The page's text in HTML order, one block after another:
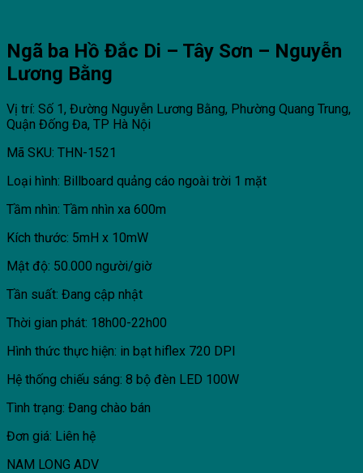
Ngã ba Hồ Đắc Di – Tây Sơn – Nguyễn
Lương Bằng
Vị trí: Số 1, Đường Nguyễn Lương Bằng, Phường Quang Trung,
Quận Đống Đa, TP Hà Nội
Mã SKU: THN-1521
Loại hình: Billboard quảng cáo ngoài trời 1 mặt
Tầm nhìn: Tầm nhìn xa 600m
Kích thước: 5mH x 10mW
Mật độ: 50.000 người/giờ
Tần suất: Đang cập nhật
Thời gian phát: 18h00-22h00
Hình thức thực hiện: in bạt hiflex 720 DPI
Hệ thống chiếu sáng: 8 bộ đèn LED 100W
Tình trạng: Đang chào bán
Đơn giá: Liên hệ
NAM LONG ADV